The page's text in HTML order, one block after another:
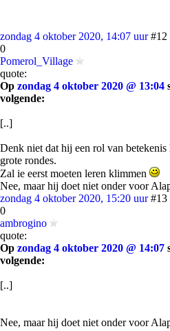
zondag 4 oktober 2020, 14:07 uur #12
0
Pomerol_Village
quote:
Op zondag 4 oktober 2020 @ 13:04
volgende:
[..]
Denk niet dat hij een rol van
grote rondes.
Zal ie eerst moeten leren klimmen
Nee, maar hij doet niet onder voor
zondag 4 oktober 2020, 15:20 uur #13
0
ambrogino
quote:
Op zondag 4 oktober 2020 @ 14:07
volgende:
[..]
Nee, maar hij doet niet onder voor